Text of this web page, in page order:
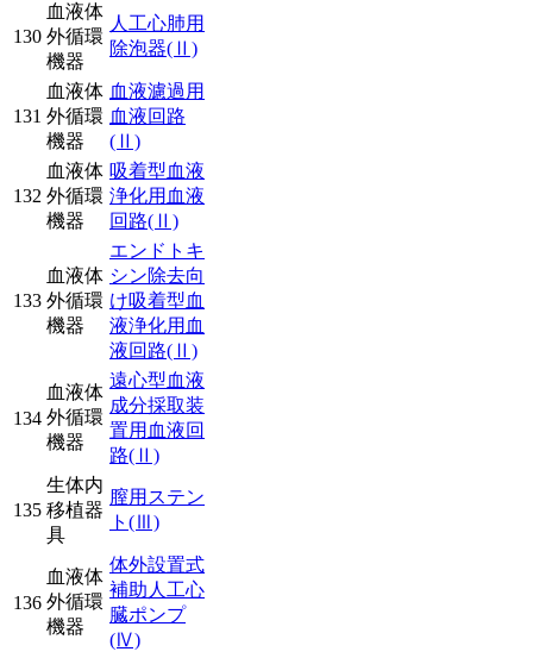
130
血液体
外循環
機器
人工心肺用
除泡器(Ⅱ)
131
血液体
外循環
機器
血液濾過用
血液回路
(Ⅱ)
132
血液体
外循環
機器
吸着型血液
浄化用血液
回路(Ⅱ)
133
血液体
外循環
機器
エンドトキ
シン除去向
け吸着型血
液浄化用血
液回路(Ⅱ)
134
血液体
外循環
機器
遠心型血液
成分採取装
置用血液回
路(Ⅱ)
135
生体内
移植器
具
膣用ステン
ト (Ⅲ)
136
血液体
外循環
機器
体外設置式
補助人工心
臓ポンプ
(Ⅳ)